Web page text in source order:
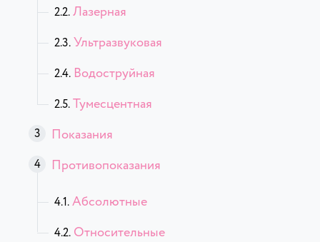
Лазерная
Ультразвуковая
Водоструйная
Тумесцентная
Показания
Противопоказания
Абсолютные
Относительные